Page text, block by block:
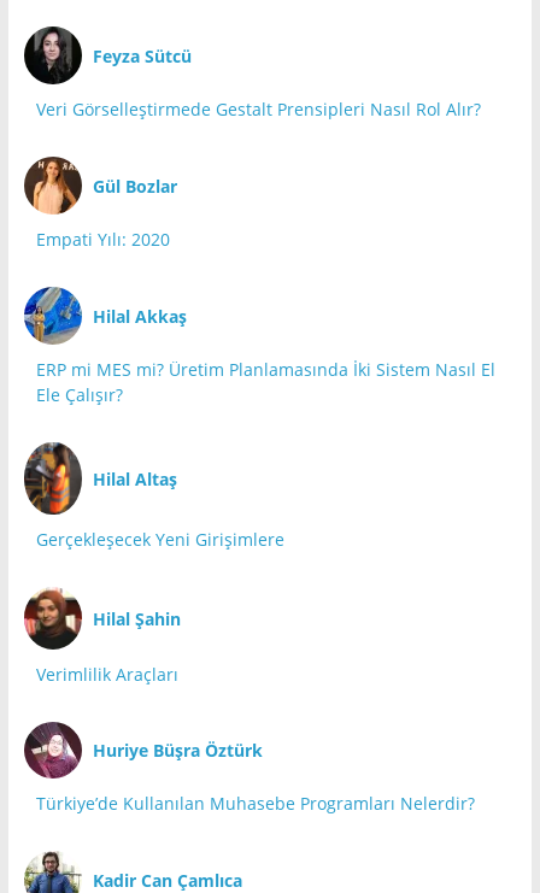
Feyza Sütcü
Veri Görselleştirmede Gestalt Prensipleri Nasıl Rol Alır?
Gül Bozlar
Empati Yılı: 2020
Hilal Akkaş
ERP mi MES mi? Üretim Planlamasında İki Sistem Nasıl El
Ele Çalışır?
Hilal Altaş
Gerçekleşecek Yeni Girişimlere
Hilal Şahin
Verimlilik Araçları
Huriye Büşra Öztürk
Türkiye’de Kullanılan Muhasebe Programları Nelerdir?
Kadir Can Çamlıca